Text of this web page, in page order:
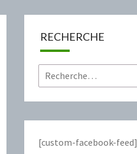
RECHERCHE
Rechercher :
[custom-facebook-feed]